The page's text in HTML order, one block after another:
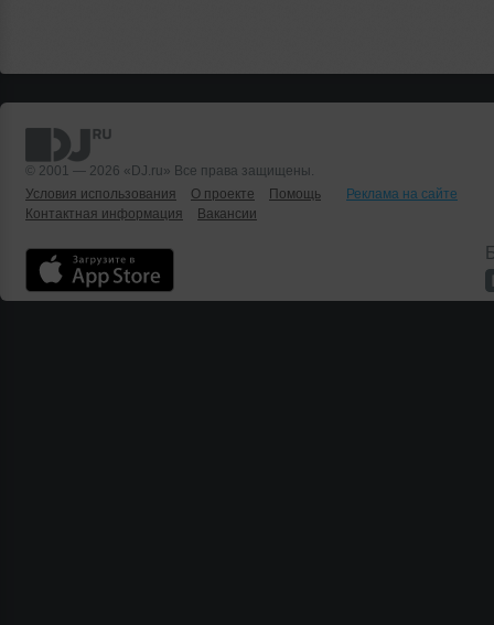
© 2001 — 2026 «DJ.ru» Все права защищены.
Условия использования
О проекте Помощь
Реклама на сайте
Контактная информация
Вакансии